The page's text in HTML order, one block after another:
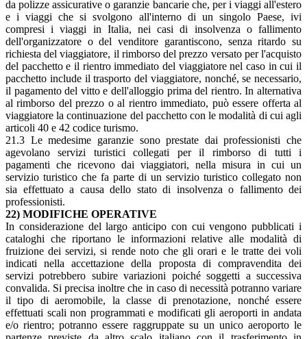
da polizze assicurative o garanzie bancarie che, per i viaggi all'estero
e i viaggi che si svolgono all'interno di un singolo Paese, ivi
compresi i viaggi in Italia, nei casi di insolvenza o fallimento
dell'organizzatore o del venditore garantiscono, senza ritardo su
richiesta del viaggiatore, il rimborso del prezzo versato per l'acquisto
del pacchetto e il rientro immediato del viaggiatore nel caso in cui il
pacchetto include il trasporto del viaggiatore, nonché, se necessario,
il pagamento del vitto e dell'alloggio prima del rientro. In alternativa
al rimborso del prezzo o al rientro immediato, può essere offerta al
viaggiatore la continuazione del pacchetto con le modalità di cui agli
articoli 40 e 42 codice turismo.
21.3 Le medesime garanzie sono prestate dai professionisti che
agevolano servizi turistici collegati per il rimborso di tutti i
pagamenti che ricevono dai viaggiatori, nella misura in cui un
servizio turistico che fa parte di un servizio turistico collegato non
sia effettuato a causa dello stato di insolvenza o fallimento dei
professionisti.
22) MODIFICHE OPERATIVE
In considerazione del largo anticipo con cui vengono pubblicati i
cataloghi che riportano le informazioni relative alle modalità di
fruizione dei servizi, si rende noto che gli orari e le tratte dei voli
indicati nella accettazione della proposta di compravendita dei
servizi potrebbero subire variazioni poiché soggetti a successiva
convalida. Si precisa inoltre che in caso di necessità potranno variare
il tipo di aeromobile, la classe di prenotazione, nonché essere
effettuati scali non programmati e modificati gli aeroporti in andata
e/o rientro; potranno essere raggruppate su un unico aeroporto le